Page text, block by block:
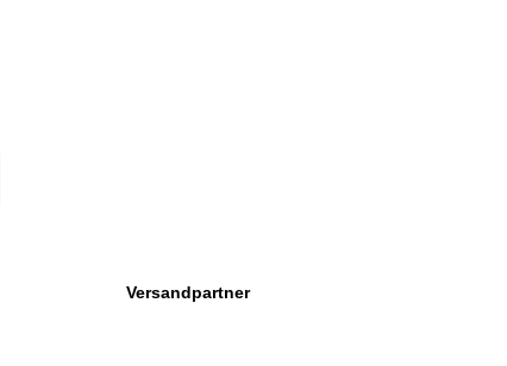
Versandpartner